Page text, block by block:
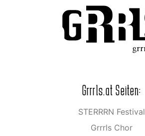
Grrrls.at Seiten:
STERRRN Festival
Grrrls Chor